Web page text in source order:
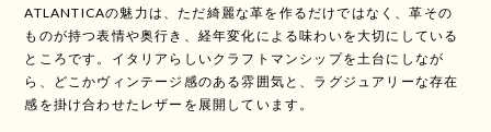
ATLANTICAの魅力は、ただ綺麗な革を作るだけではなく、革その
ものが持つ表情や奥行き、経年変化による味わいを大切にしている
ところです。イタリアらしいクラフトマンシップを土台にしなが
ら、どこかヴィンテージ感のある雰囲気と、ラグジュアリーな存在
感を掛け合わせたレザーを展開しています。